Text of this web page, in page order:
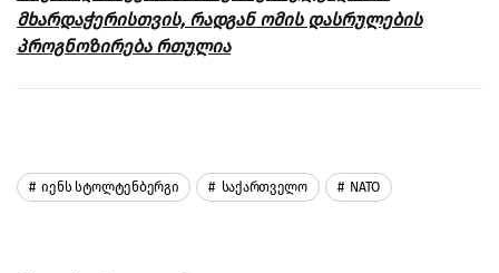
მხარდაჭერისთვის, რადგან ომის დასრულების
პროგნოზირება რთულია
Იენს Სტოლტენბერგი Საქართველო NATO